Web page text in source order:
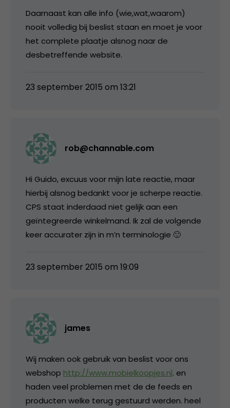
Daarnaast kan alle info (wie,wat,waarom)
nooit volledig bij beslist staan en moet je voor
het complete plaatje alsnog naar de
desbetreffende website.
23 september 2015 om 13:21
rob@channable.com
Hi Guido, excuus voor mijn late reactie, maar
hierbij alsnog bedankt voor je scherpe reactie.
CPS staat inderdaad niet gelijk aan een
geïntegreerde winkelmand. Ik zal de volgende
keer accurater zijn in m’n terminologie 🙂
23 september 2015 om 19:09
james
Wij maken ook gebruik van beslist voor ons
webshop http://www.mobielkoopjes.nl. en
haden veel problemen met de de feeds en
producten welke terug gestuurd werden. heel